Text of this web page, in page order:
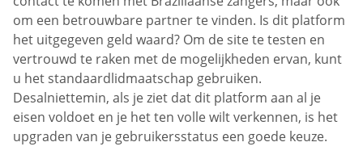
om een betrouwbare partner te vinden. Is dit platform
het uitgegeven geld waard? Om de site te testen en
vertrouwd te raken met de mogelijkheden ervan, kunt
u het standaardlidmaatschap gebruiken.
Desalniettemin, als je ziet dat dit platform aan al je
eisen voldoet en je het ten volle wilt verkennen, is het
upgraden van je gebruikersstatus een goede keuze.